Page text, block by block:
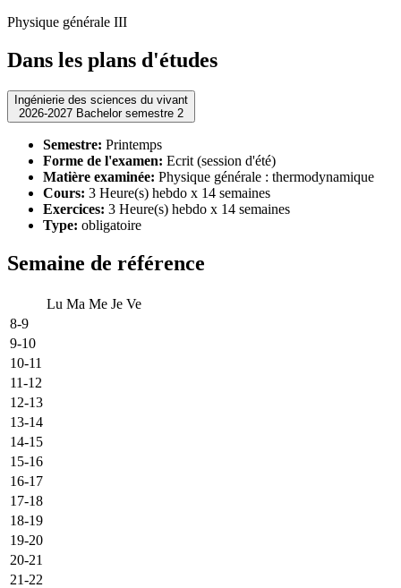
Physique générale III
Dans les plans d'études
Ingénierie des sciences du vivant
2026-2027 Bachelor semestre 2
Semestre: Printemps
Forme de l'examen: Ecrit (session d'été)
Matière examinée: Physique générale : thermodynamique
Cours: 3 Heure(s) hebdo x 14 semaines
Exercices: 3 Heure(s) hebdo x 14 semaines
Type: obligatoire
Semaine de référence
Lu Ma Me Je Ve
8-9
9-10
10-11
11-12
12-13
13-14
14-15
15-16
16-17
17-18
18-19
19-20
20-21
21-22